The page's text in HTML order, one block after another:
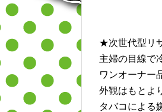
★次世代型リ
主婦の目線で
ワンオーナー
外観はもとよ
タバコによる